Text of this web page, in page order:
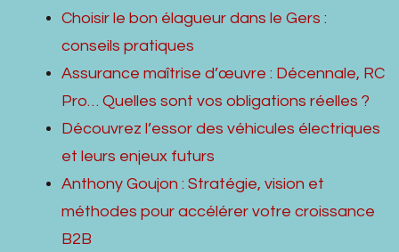
Choisir le bon élagueur dans le Gers :
conseils pratiques
Assurance maîtrise d’œuvre : Décennale, RC
Pro… Quelles sont vos obligations réelles ?
Découvrez l’essor des véhicules électriques
et leurs enjeux futurs
Anthony Goujon : Stratégie, vision et
méthodes pour accélérer votre croissance
B2B